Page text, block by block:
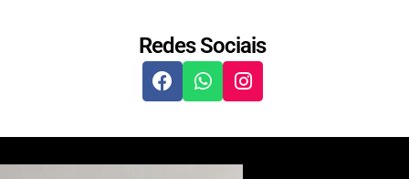
Redes Sociais